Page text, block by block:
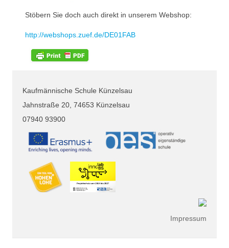
Stöbern Sie doch auch direkt in unserem Webshop:
http://webshops.zuef.de/DE01FAB
Kaufmännische Schule Künzelsau
Jahnstraße 20, 74653 Künzelsau
07940 93900
Impressum